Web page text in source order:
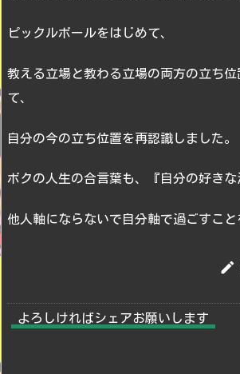
ピックルボールをはじめて、
教える立場と教わる立場の両方の立ち
て、
自分の今の立ち位置を再認識しました。
ボクの人生の合言葉も、『自分の好きな
他人軸にならないで自分軸で過ごすこと

よろしければシェアお願いします